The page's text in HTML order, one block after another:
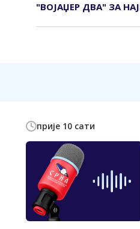
"ВОЈАЏЕР ДВА" ЗА
прије 10 сати